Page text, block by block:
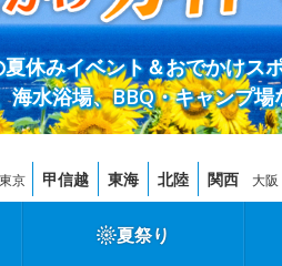
休みイベント＆おでかけス
水浴場、BBQ・キャンプ
東京 甲信越 東海 北陸 関西 大阪
夏祭り